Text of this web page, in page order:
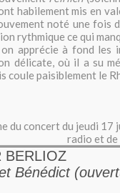
habilement mis en
noté une
rythmique ce qui
apprécie à fond les
délicate, où il a su
coule paisiblement le
du concert du jeudi 17
radio et de
BERLIOZ
Bénédict